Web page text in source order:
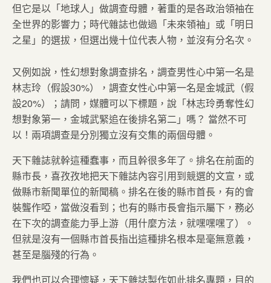
但它是以「地球人」做調查母體，著重的是各政治領袖在
全世界的影響力；時代雜誌也做過「未來領袖」或「明日
之星」的選拔，但選出幾十位代表人物，並沒有分名次。
又例如說，性幻想對象調查排名，調查男性心中第一名是
林志玲（假設30%），調查女性心中第一名是金城武（假
設20%）；請問，媒體可以下標題，說「林志玲勇奪性幻
想對象第一，金城武緊追在後排名第二」嗎？ 當然不可
以！兩項調查是分別獨立沒有交集的兩個母體。
天下雜誌就幹這種蠢事，而且幹很多年了。排名在前面的
縣市長，喜孜孜地把天下雜誌內容引用到競選的文宣，或
做縣市新聞單位的新聞稿。排名在後的縣市首長，有的會
裝聾作啞，當做沒看到；也有的縣市長會指示屬下，務必
在下次的調查能力爭上游（用什麼方法，就嘿嘿嘿了）。
但就是沒有一個縣市首長指出這種排名根本是毫無意義，
甚至是腦殘的行為。
我們也可以合理懷疑，天下雜誌製作如此排名專題，目的